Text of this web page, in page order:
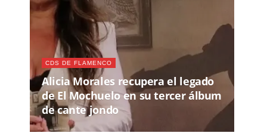
CDS DE FLAMENCO
Alicia Morales recupera el legado
de El Mochuelo en su tercer álbum
de cante jondo